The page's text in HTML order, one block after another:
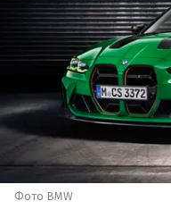
Фото BMW